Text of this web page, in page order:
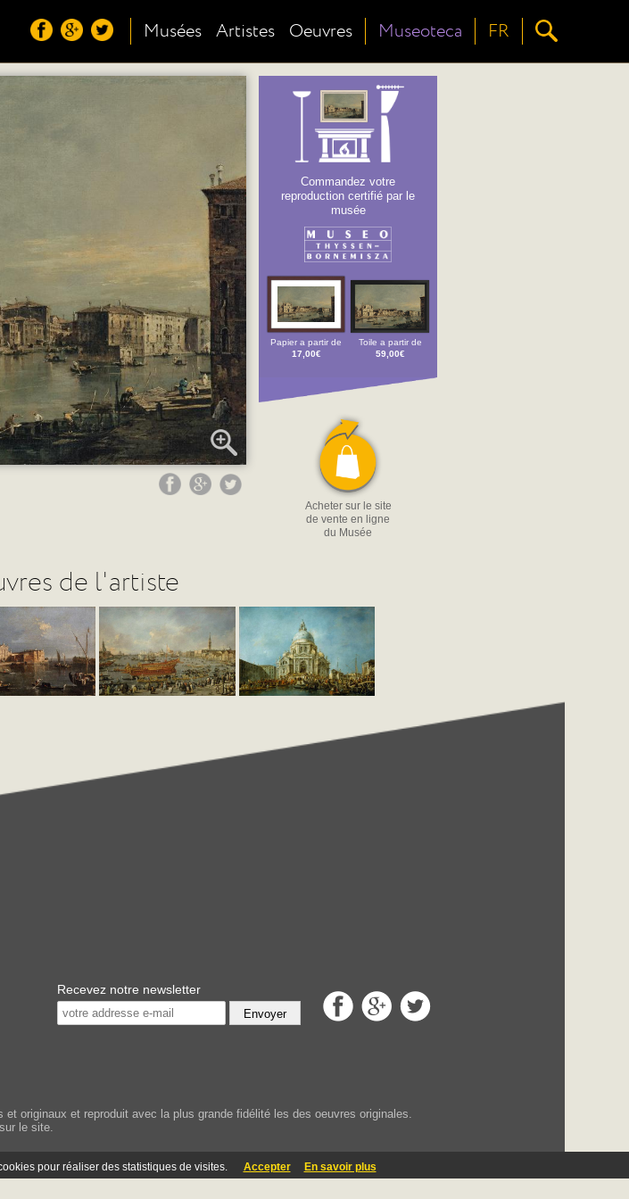
pour réaliser des statistiques de visites. Accepter En savoir plus
Musées Artistes Oeuvres Museoteca FR
Commandez votre
reproduction certifié par le
musée
Papier a partir de
17,00€
Toile a partir de
59,00€
Acheter sur le site
de vente en ligne
du Musée
de l'artiste
Recevez notre newsletter
Envoyer
originaux et reproduit avec la plus grande fidélité les des oeuvres originales.
le site.